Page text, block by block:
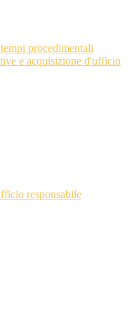
procedimentali
e acquisizione d'ufficio
responsabile